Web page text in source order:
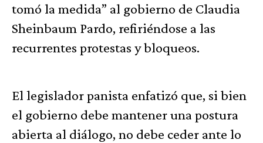
tomó la medida” al gobierno de Claudia
Sheinbaum Pardo, refiriéndose a las
recurrentes protestas y bloqueos.
El legislador panista enfatizó que, si bien
el gobierno debe mantener una postura
abierta al diálogo, no debe ceder ante lo